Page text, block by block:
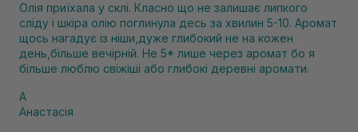
Олія приїхала у склі. Класно що не залишає липкого
сліду і шкіра олію поглинула десь за хвилин 5-10. Аромат
щось нагадує із ніши,дуже глибокий не на кожен
день,більше вечірній. Не 5* лише через аромат бо я
більше люблю свіжіші або глибокі деревні аромати.
А
Анастасія